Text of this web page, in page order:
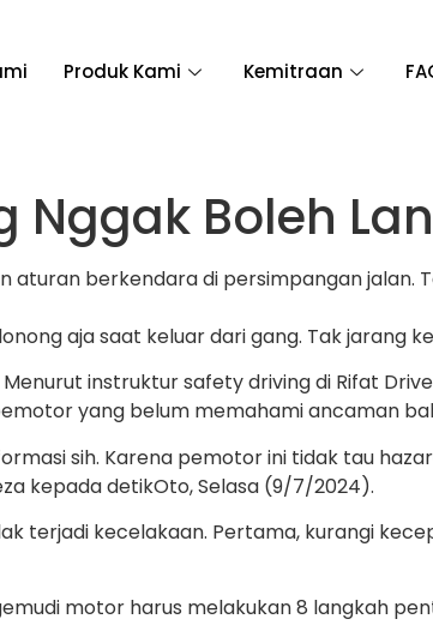
Produk Kami Kemitraan
Nggak Boleh
aturan berkendara di persimpangan jalan.
aja saat keluar dari gang. Tak jarang
instruktur safety driving di Rifat
yang belum memahami ancaman
sih. Karena pemotor ini tidak tau
kepada detikOto, Selasa (9/7/2024).
terjadi kecelakaan. Pertama, kurangi
motor harus melakukan 8 langkah